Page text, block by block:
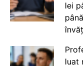
lei
luat